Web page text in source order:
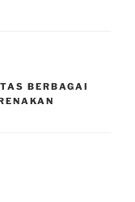
BERBAGAI